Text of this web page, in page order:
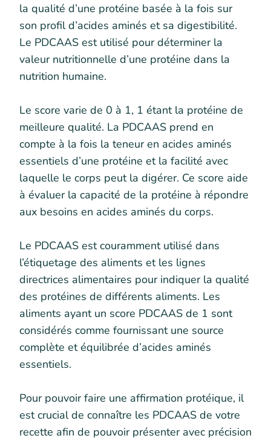
la qualité d’une protéine basée à la fois sur
son profil d’acides aminés et sa digestibilité.
Le PDCAAS est utilisé pour déterminer la
valeur nutritionnelle d’une protéine dans la
nutrition humaine.
Le score varie de 0 à 1, 1 étant la protéine de
meilleure qualité. La PDCAAS prend en
compte à la fois la teneur en acides aminés
essentiels d’une protéine et la facilité avec
laquelle le corps peut la digérer. Ce score aide
à évaluer la capacité de la protéine à répondre
aux besoins en acides aminés du corps.
Le PDCAAS est couramment utilisé dans
l’étiquetage des aliments et les lignes
directrices alimentaires pour indiquer la qualité
des protéines de différents aliments. Les
aliments ayant un score PDCAAS de 1 sont
considérés comme fournissant une source
complète et équilibrée d’acides aminés
essentiels.
Pour pouvoir faire une affirmation protéique, il
est crucial de connaître les PDCAAS de votre
recette afin de pouvoir présenter avec précision